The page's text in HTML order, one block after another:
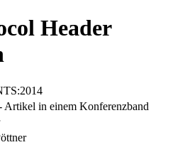
Header
Artikel in einem Konferenzband